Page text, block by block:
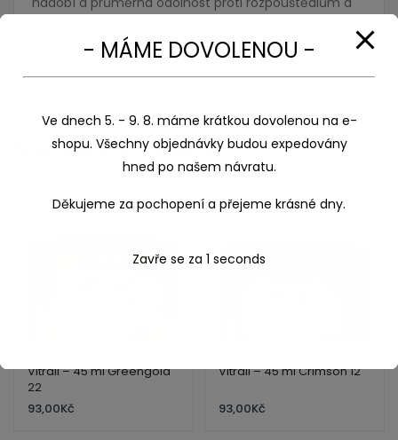
Související produkty
Vitrail – 45 ml Greengold
22
93,00Kč
Vitrail – 45 ml Crimson 12
93,00Kč
- MÁME DOVOLENOU -
Ve dnech 5. - 9. 8. máme krátkou dovolenou na e-
shopu. Všechny objednávky budou expedovány
hned po našem návratu.
Děkujeme za pochopení a přejeme krásné dny.
Zavře se za 1 seconds